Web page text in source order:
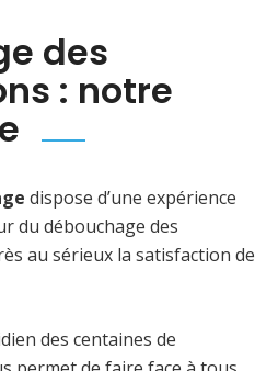
des
: notre
dispose d’une expérience
du débouchage des
au sérieux la satisfaction de
des centaines de